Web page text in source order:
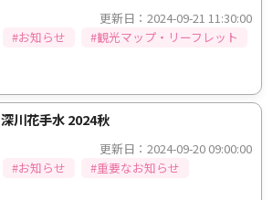
更新日：2024-09-21 11:30:00
#お知らせ
#観光マップ・リーフレット
深川花手水 2024秋
更新日：2024-09-20 09:00:00
#お知らせ
#重要なお知らせ